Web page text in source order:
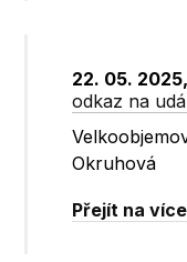
22. 05.
odkaz na
Okruhová
Přejít na